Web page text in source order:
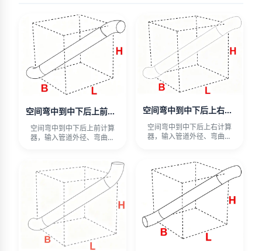
空间弯中到中下后上前计算器
空间弯中到中下后上前计算
器，输入管道外径、弯曲半
空间弯中到中下后上右计算器
空间弯中到中下后上右计算
器，输入管道外径、弯曲半